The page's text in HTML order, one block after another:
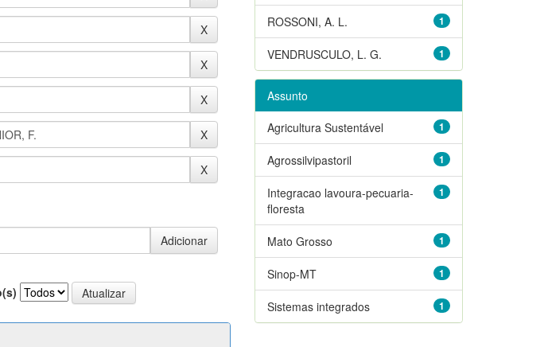
1
ROSSONI, A. L.
1
VENDRUSCULO, L. G.
Assunto
1
Agricultura Sustentável
1
Agrossilvipastoril
1
Integracao lavoura-pecuaria-
floresta
1
Mato Grosso
1
Sinop-MT
1
Sistemas integrados